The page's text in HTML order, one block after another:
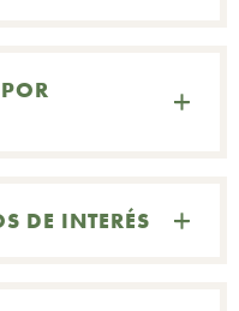
DE INTERÉS